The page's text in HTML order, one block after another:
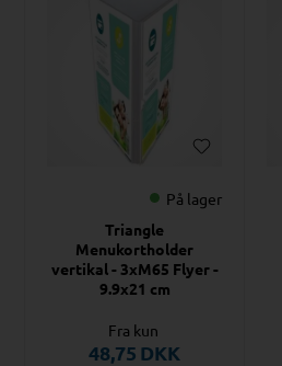
På lager
Triangle
Menukortholder
vertikal - 3xM65 Flyer -
9.9x21 cm
Fra kun
48,75 DKK